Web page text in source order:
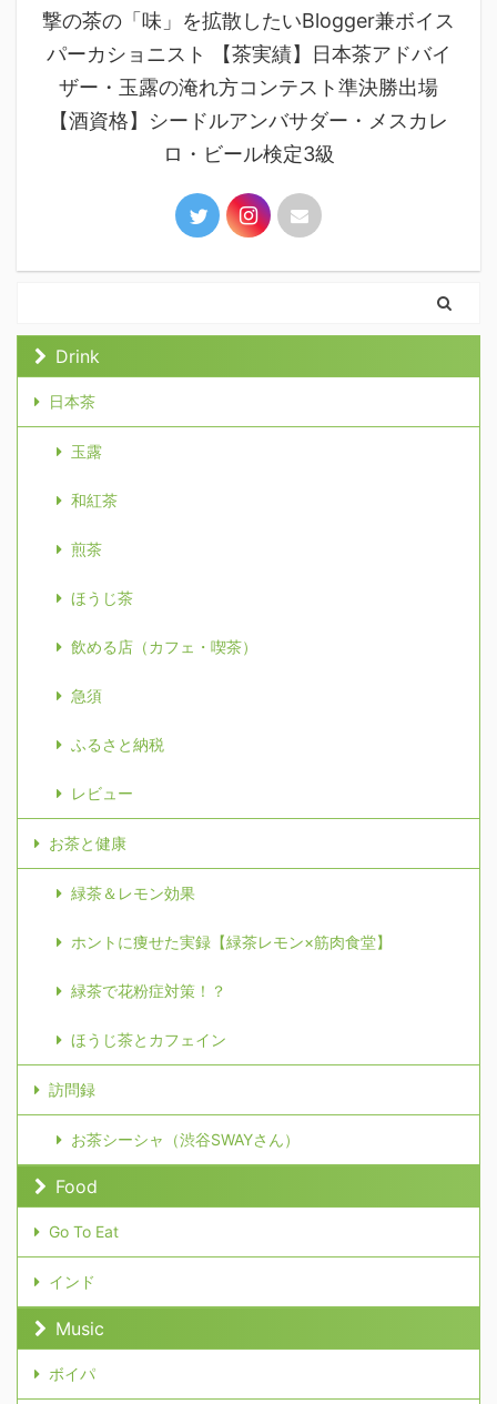
撃の茶の「味」を拡散したいBlogger兼ボイス
パーカショニスト 【茶実績】日本茶アドバイ
ザー・玉露の淹れ方コンテスト準決勝出場
【酒資格】シードルアンバサダー・メスカレ
ロ・ビール検定3級
Drink
日本茶
玉露
和紅茶
煎茶
ほうじ茶
飲める店（カフェ・喫茶）
急須
ふるさと納税
レビュー
お茶と健康
緑茶＆レモン効果
ホントに痩せた実録【緑茶レモン×筋肉食堂】
緑茶で花粉症対策！？
ほうじ茶とカフェイン
訪問録
お茶シーシャ（渋谷SWAYさん）
Food
Go To Eat
インド
Music
ボイパ